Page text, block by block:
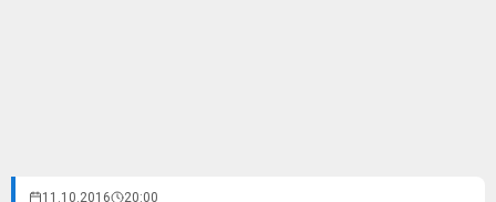
11.10.2016 20:00